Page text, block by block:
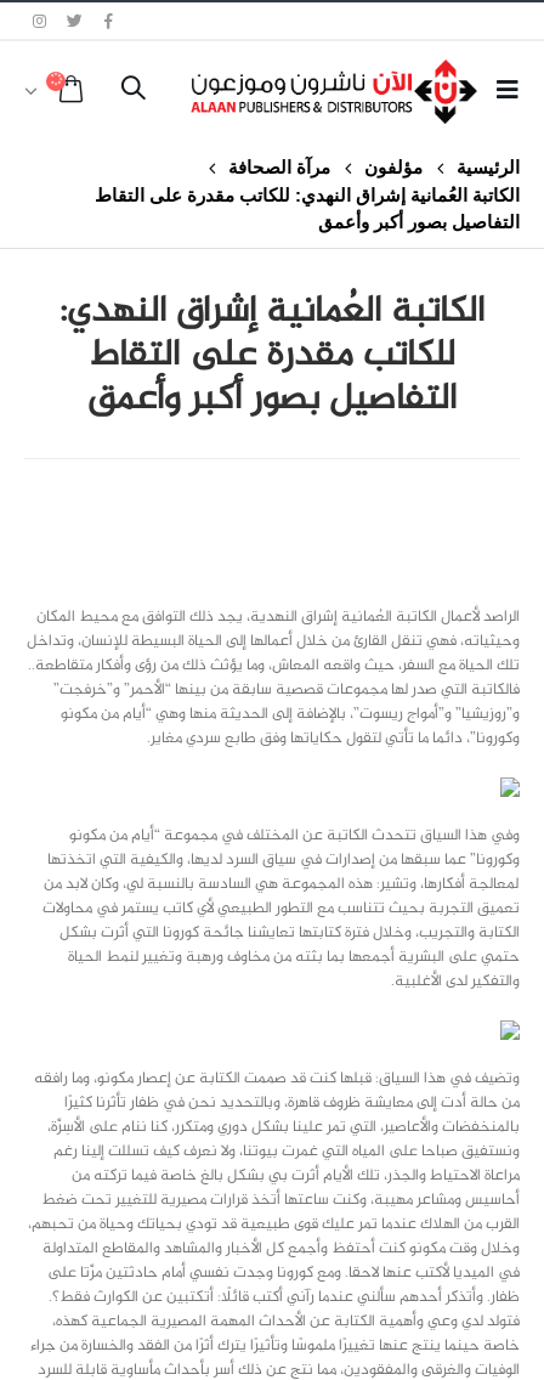
الرئيسية مؤلفون
مرآة الصحافة
الكاتبة العُمانية إشراق النهدي: للكاتب مقدرة على التقاط
التفاصيل بصور أكبر وأعمق
الكاتبة العُمانية إشراق النهدي:
للكاتب مقدرة على التقاط
التفاصيل بصور أكبر وأعمق
الراصد لأعمال الكاتبة العُمانية إشراق النهدية، يجد ذلك التوافق مع محيط المكان
وحيثياته، فهي تنقل القارئ من خلال أعمالها إلى الحياة البسيطة للإنسان، وتداخل
تلك الحياة مع السفر، حيث واقعه المعاش، وما يؤثث ذلك من رؤى وأفكار متقاطعة..
فالكاتبة التي صدر لها مجموعات قصصية سابقة من بينها “الأحمر” و”خرفجت”
و”روزيشيا” و”أمواج ريسوت”، بالإضافة إلى الحديثة منها وهي “أيام من مكونو
وكورونا”، دائما ما تأتي لتقول حكاياتها وفق طابع سردي مغاير.
وفي هذا السياق تتحدث الكاتبة عن المختلف في مجموعة “أيام من مكونو
وكورونا” عما سبقها من إصدارات في سياق السرد لديها، والكيفية التي اتخذتها
لمعالجة أفكارها، وتشير: هذه المجموعة هي السادسة بالنسبة لي، وكان لابد من
تعميق التجربة بحيث تتناسب مع التطور الطبيعي لأي كاتب يستمر في محاولات
الكتابة والتجريب، وخلال فترة كتابتها تعايشنا جائحة كورونا التي أثرت بشكل
حتمي على البشرية أجمعها بما بثته من مخاوف ورهبة وتغيير لنمط الحياة
والتفكير لدى الأغلبية.
وتضيف في هذا السياق: قبلها كنت قد صممت الكتابة عن إعصار مكونو، وما رافقه
من حالة أدت إلى معايشة ظروف قاهرة، وبالتحديد نحن في ظفار تأثرنا كثيرًا
بالمنخفضات والأعاصير، التي تمر علينا بشكل دوري ومتكرر، كنا ننام على الأسِرَّة،
ونستفيق صباحا على المياه التي غمرت بيوتنا، ولا نعرف كيف تسللت إلينا رغم
مراعاة الاحتياط والجذر، تلك الأيام أثرت بي بشكل بالغ خاصة فيما تركته من
أحاسيس ومشاعر مهيبة، وكنت ساعتها أتخذ قرارات مصيرية للتغيير تحت ضغط
القرب من الهلاك عندما تمر عليك قوى طبيعية قد تودي بحياتك وحياة من تحبهم،
وخلال وقت مكونو كنت أحتفظ وأجمع كل الأخبار والمشاهد والمقاطع المتداولة
في الميديا لأكتب عنها لاحقا. ومع كورونا وجدت نفسي أمام حادثتين مرَّتا على
ظفار. وأتذكر أحدهم سألني عندما رآني أكتب قائلًا: أتكتبين عن الكوارث فقط؟.
فتولد لدي وعي وأهمية الكتابة عن الأحداث المهمة المصيرية الجماعية كهذه،
خاصة حينما ينتج عنها تغييرًا ملموسًا وتأثيرًا يترك أثرًا من الفقد والخسارة من جراء
الوفيات والغرقى والمفقودين، مما نتج عن ذلك أسر بأحداث مأساوية قابلة للسرد